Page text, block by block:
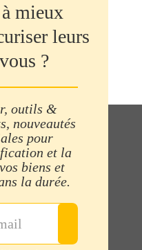
mieux
leurs
?
outils &
nouveautés
pour
et la
biens et
la durée.